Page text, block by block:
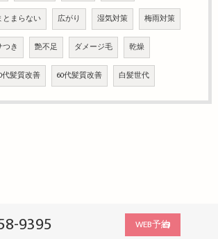
とまらない 広がり 湿気対策 梅雨対策
き 艶不足 ダメージ毛 乾燥
代髪質改善 60代髪質改善 白髪世代
9395 WEB予約